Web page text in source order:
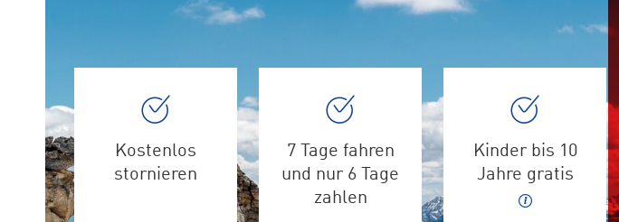
Kostenlos
stornieren
7 Tage fahren
und nur 6 Tage
zahlen
Kinder bis 10
Jahre gratis